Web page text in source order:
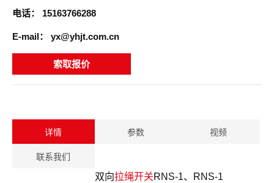
电话： 15163766288
E-mail： yx@yhjt.com.cn
索取报价
详情 参数 视频
联系我们
双向拉绳开关RNS-1、RNS-1